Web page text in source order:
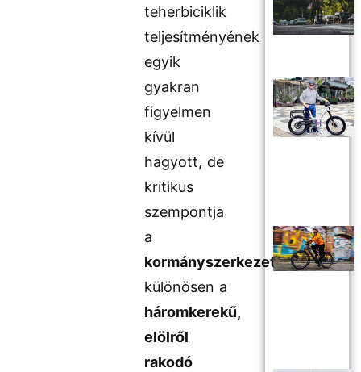
teherbiciklik
teljesítményének
egyik
gyakran
figyelmen
kívül
hagyott, de
kritikus
szempontja
a
kormányszerkezet,
különösen a
háromkerekű,
elölről
rakodó